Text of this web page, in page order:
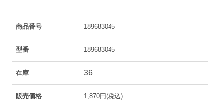
商品番号 189683045
型番 189683045
在庫 36
販売価格 1,870円(税込)